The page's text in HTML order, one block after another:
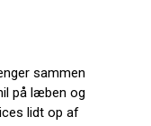
sammen
på læben og
lidt op af